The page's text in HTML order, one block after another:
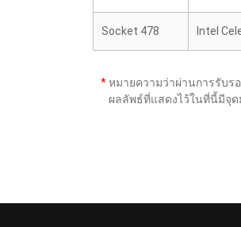
Socket 478 Intel
*หมายความว่าผ่านการรับร
ผลลัพธ์ที่แสดงไว้ในที่นี้มีจุด